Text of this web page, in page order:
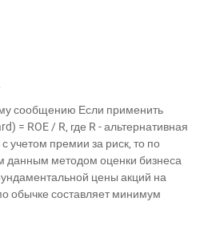
сообщению Если применить
= ROE / R, где R - альтернативная
учетом премии за риск, то по
данным методом оценки бизнеса
цены акций на
обычке составляет минимум